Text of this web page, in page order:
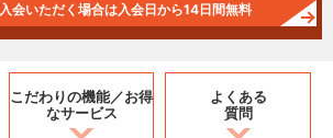
会いただく場合は入会日から14日間無料
こだわりの機能／お得
なサービス
よくある
質問